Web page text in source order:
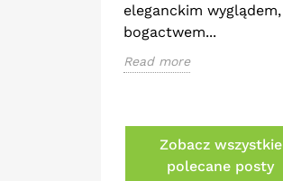
eleganckim wyglądem,
bogactwem...
Read more
Zobacz wszystkie
polecane posty